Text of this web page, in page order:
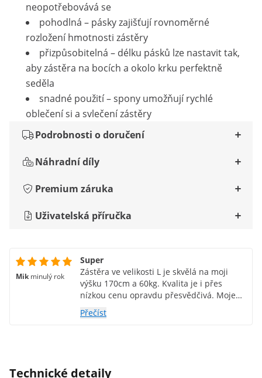
neopotřebovává se
pohodlná – pásky zajišťují rovnoměrné
rozložení hmotnosti zástěry
přizpůsobitelná – délku pásků lze nastavit tak,
aby zástěra na bocích a okolo krku perfektně
seděla
snadné použití – spony umožňují rychlé
oblečení si a svlečení zástěry
Podrobnosti o doručení
Náhradní díly
Premium záruka
Uživatelská příručka
Mik minulý rok
Super
Zástěra ve velikosti L je skvělá na moji
výšku 170cm a 60kg. Kvalita je i přes
nízkou cenu opravdu přesvědčivá. Moje
rodina byla také nadšená. Produkt mohu
doporučit.
Přečíst
Technické detaily